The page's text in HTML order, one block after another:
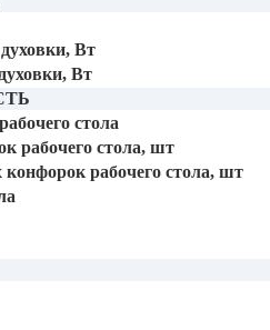
Вт
Вт
стола
рабочего стола, шт
конфорок рабочего стола, шт